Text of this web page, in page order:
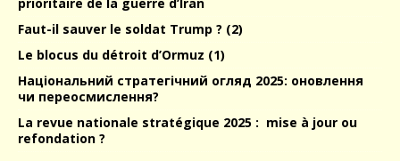
Faut-il sauver le soldat Trump ? (2)
Le blocus du détroit d’Ormuz (1)
Національний стратегічний огляд 2025: оновлення
чи переосмислення?
La revue nationale stratégique 2025 : mise à jour ou
refondation ?